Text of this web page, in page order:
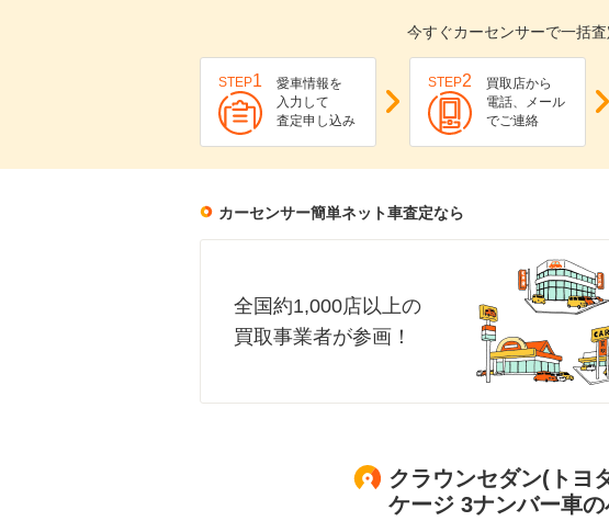
今すぐカーセンサーで一括
STEP1
愛車情報を
入力して
査定申し込み
STEP2
買取店から
電話、メール
でご連絡
カーセンサー簡単ネット車査定なら
全国約1,000店以上の
買取事業者が参画！
クラウンセダン(トヨ
ケージ 3ナンバー車